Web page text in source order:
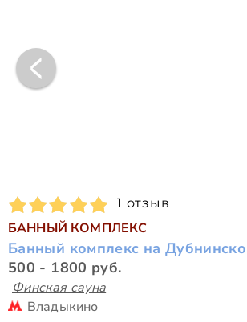
1 отзыв
БАННЫЙ КОМПЛЕКС
Банный комплекс на
500 - 1800 руб.
Финская сауна
Владыкино